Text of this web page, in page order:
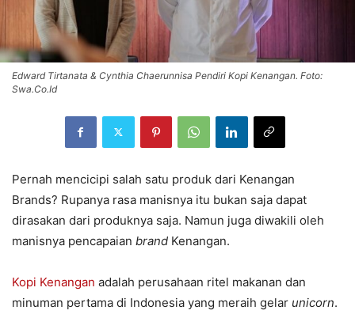
Edward Tirtanata & Cynthia Chaerunnisa Pendiri Kopi Kenangan. Foto:
Swa.Co.Id
Pernah mencicipi salah satu produk dari Kenangan
Brands? Rupanya rasa manisnya itu bukan saja dapat
dirasakan dari produknya saja. Namun juga diwakili oleh
manisnya pencapaian brand Kenangan.
Kopi Kenangan adalah perusahaan ritel makanan dan
minuman pertama di Indonesia yang meraih gelar unicorn.